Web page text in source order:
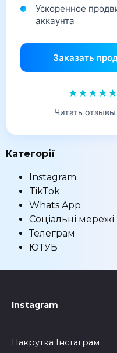
Ускоренное
аккаунта
Заказать
★★★★★
Читать
Категорії
Instagram
TikTok
Whats App
Соціальні мережі
Телеграм
ЮТУБ
Instagram
Накрутка Інстаграм